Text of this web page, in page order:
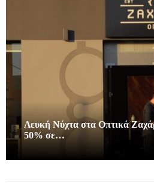
Λευκή Νύχτα στα Οπτικά
50% σε…